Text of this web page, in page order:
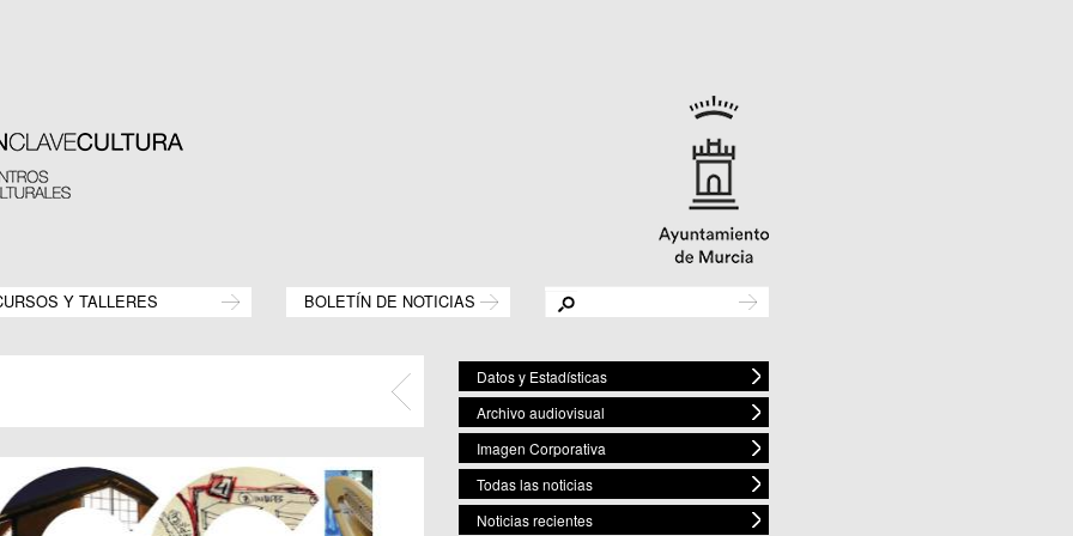
Y TALLERES BOLETÍN DE NOTICIAS
Datos y Estadísticas
Archivo audiovisual
Imagen Corporativa
Todas las noticias
Noticias recientes